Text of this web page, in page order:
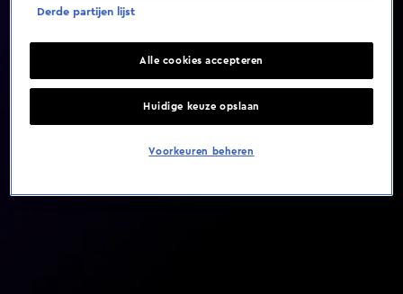
Derde partijen lijst
Alle cookies accepteren
Huidige keuze opslaan
Voorkeuren beheren